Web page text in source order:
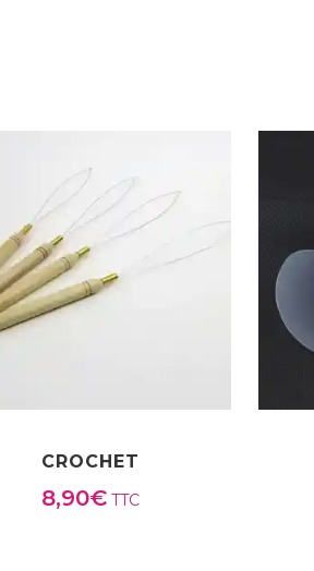
CROCHET
8,90€ TTC